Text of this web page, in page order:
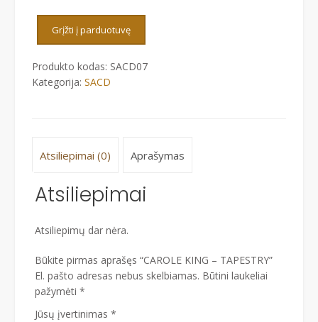
Grįžti į parduotuvę
Produkto kodas: SACD07
Kategorija: SACD
Atsiliepimai (0) Aprašymas
Atsiliepimai
Atsiliepimų dar nėra.
Būkite pirmas aprašęs “CAROLE KING ‎– TAPESTRY”
El. pašto adresas nebus skelbiamas. Būtini laukeliai
pažymėti *
Jūsų įvertinimas *